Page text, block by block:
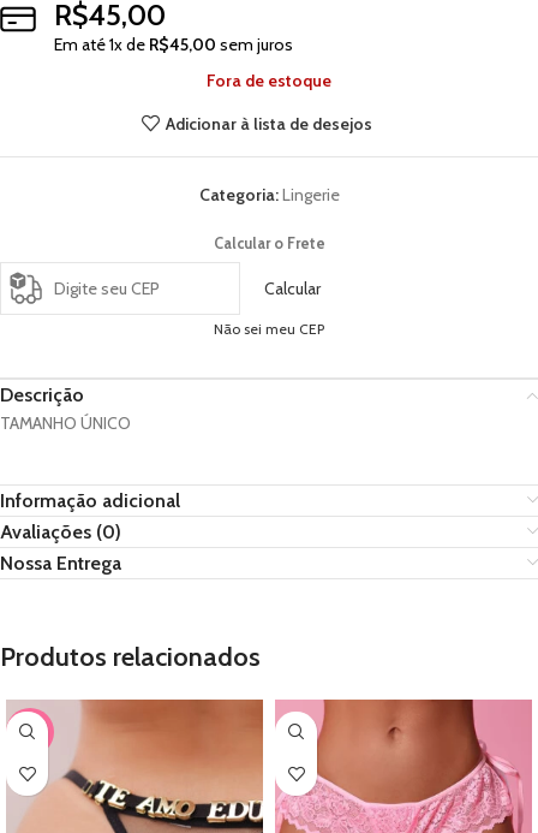
R$45,00
Em até1x de R$45,00 sem juros
Fora de estoque
Adicionar à lista de desejos
Categoria:Lingerie
Calcular o Frete
Calcular
Não sei meu CEP
Descrição
TAMANHO ÚNICO
Informação adicional
Avaliações (0)
Nossa Entrega
Produtos relacionados
-56%